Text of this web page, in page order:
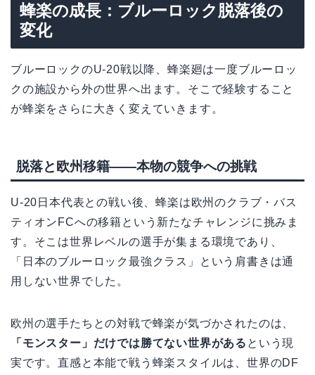
蜂楽の成長：ブルーロック脱落後の
変化
ブルーロックのU-20戦以降、蜂楽廻は一度ブルーロッ
クの施設から外の世界へ出ます。そこで経験すること
が蜂楽をさらに大きく変えていきます。
脱落と欧州移籍——本物の競争への挑戦
U-20日本代表との戦い後、蜂楽は欧州のクラブ・バス
ティオンFCへの移籍という新たなチャレンジに挑みま
す。そこは世界レベルの選手が集まる環境であり、
「日本のブルーロック最強クラス」という肩書きは通
用しない世界でした。
欧州の選手たちとの対戦で蜂楽が気づかされたのは、
「モンスター」だけでは勝てない世界がある という現
実です。直感と本能で戦う蜂楽スタイルは、世界のDF